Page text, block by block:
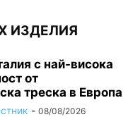
ИЗДЕЛИЯ
с най-висока
от
треска в Европа
- 08/08/2026